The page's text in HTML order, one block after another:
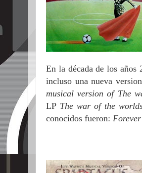
En la década de los años
incluso una nueva
musical version of The
LP The war of the
conocidos fueron: